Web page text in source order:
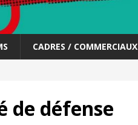
CADRES / COMMERCIAUX
CGT vous informe
SECTEUR POSTAL
de défense